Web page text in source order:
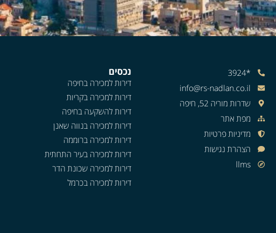
*3924
info@rs-nadlan.co.il
שדרות מוריה 52, חיפה
מפת אתר
מדיניות פרטיות
הצהרת נגישות
llms
נכסים
דירות למכירה בחיפה
דירות למכירה בקריות
דירות להשקעה בחיפה
דירות למכירה בנווה שאנן
דירות למכירה ברוממה
דירות למכירה בעיר התחתית
דירות למכירה שכונת הדר
דירות למכירה בכרמל